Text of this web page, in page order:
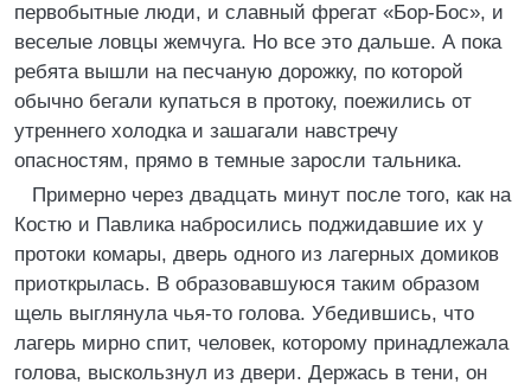
первобытные люди, и славный фрегат «Бор-Бос», и
веселые ловцы жемчуга. Но все это дальше. А пока
ребята вышли на песчаную дорожку, по которой
обычно бегали купаться в протоку, поежились от
утреннего холодка и зашагали навстречу
опасностям, прямо в темные заросли тальника.
Примерно через двадцать минут после того, как на
Костю и Павлика набросились поджидавшие их у
протоки комары, дверь одного из лагерных домиков
приоткрылась. В образовавшуюся таким образом
щель выглянула чья-то голова. Убедившись, что
лагерь мирно спит, человек, которому принадлежала
голова, выскользнул из двери. Держась в тени, он